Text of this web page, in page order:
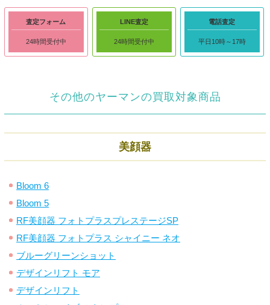
査定フォーム
24時間受付中
LINE査定
24時間受付中
電話査定
平日10時～17時
その他のヤーマンの買取対象商品
美顔器
Bloom 6
Bloom 5
RF美顔器 フォトプラスプレステージSP
RF美顔器 フォトプラス シャイニー ネオ
ブルーグリーンショット
デザインリフト モア
デザインリフト